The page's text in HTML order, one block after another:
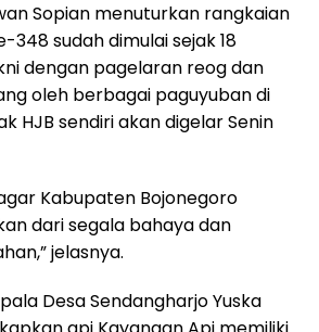
Sopian menuturkan rangkaian
348 sudah dimulai sejak 18
dengan pagelaran reog dan
oleh berbagai paguyuban di
HJB sendiri akan digelar Senin
Kabupaten Bojonegoro
dari segala bahaya dan
jelasnya.
Desa Sendangharjo Yuska